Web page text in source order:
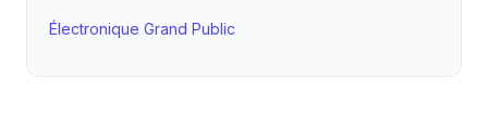
Électronique Grand Public